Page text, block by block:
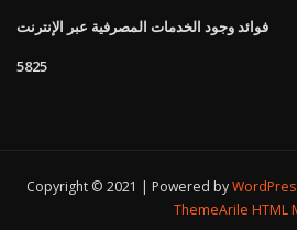
فوائد وجود الخدمات المصرفية عبر الإنترنت
5825
Copyright © 2021 | Powered by
ThemeArile HTML